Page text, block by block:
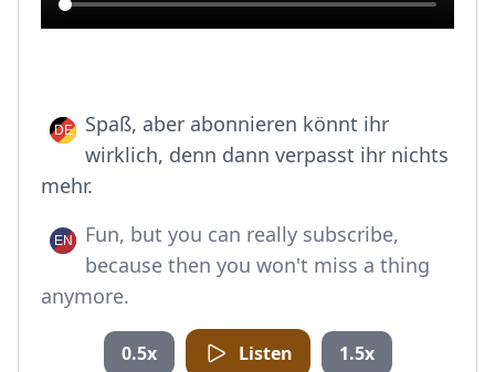
Spaß, aber abonnieren könnt ihr
wirklich, denn dann verpasst ihr nichts
mehr.
Fun, but you can really subscribe,
because then you won't miss a thing
anymore.
0.5x Listen 1.5x